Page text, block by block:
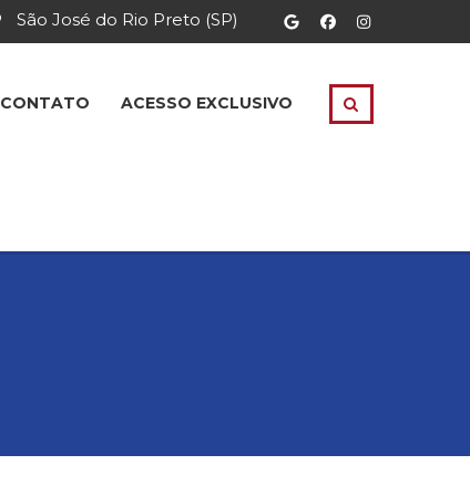
São José do Rio Preto (SP)
CONTATO ACESSO EXCLUSIVO